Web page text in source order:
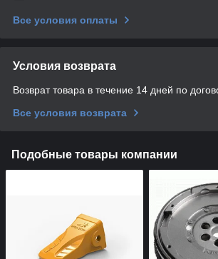
Все условия оплаты
Условия возврата
Возврат товара в течение 14 дней по
Все условия возврата
Подобные товары компании